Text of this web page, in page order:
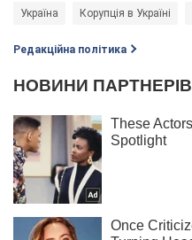
Україна Корупція в Україні
Редакційна політика